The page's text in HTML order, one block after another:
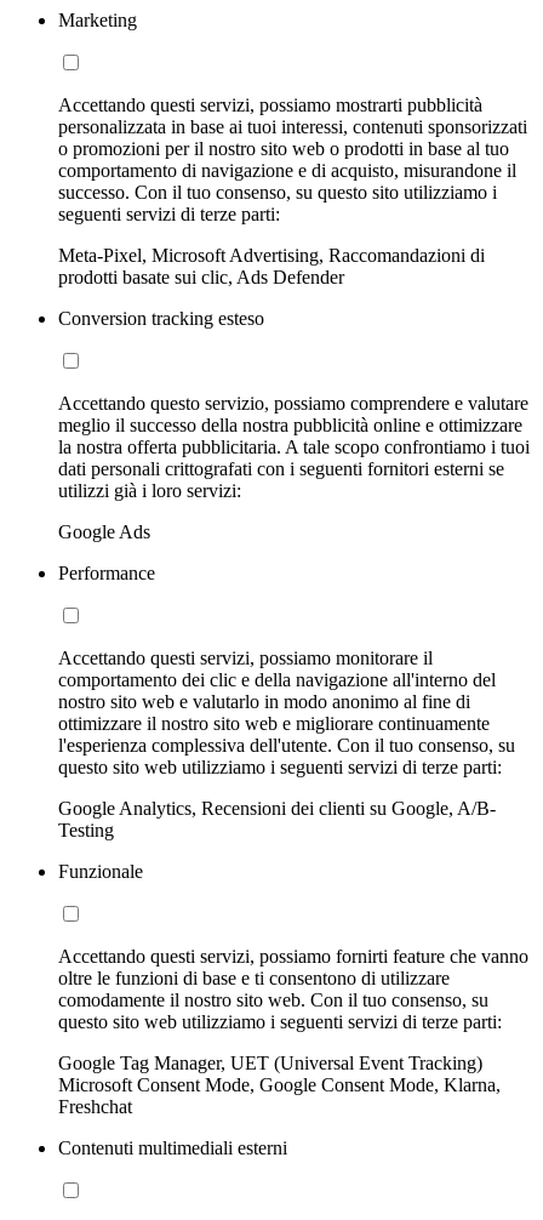
Marketing
Accettando questi servizi, possiamo mostrarti pubblicità
personalizzata in base ai tuoi interessi, contenuti sponsorizzati
o promozioni per il nostro sito web o prodotti in base al tuo
comportamento di navigazione e di acquisto, misurandone il
successo. Con il tuo consenso, su questo sito utilizziamo i
seguenti servizi di terze parti:
Meta-Pixel, Microsoft Advertising, Raccomandazioni di
prodotti basate sui clic, Ads Defender
Conversion tracking esteso
Accettando questo servizio, possiamo comprendere e valutare
meglio il successo della nostra pubblicità online e ottimizzare
la nostra offerta pubblicitaria. A tale scopo confrontiamo i tuoi
dati personali crittografati con i seguenti fornitori esterni se
utilizzi già i loro servizi:
Google Ads
Performance
Accettando questi servizi, possiamo monitorare il
comportamento dei clic e della navigazione all'interno del
nostro sito web e valutarlo in modo anonimo al fine di
ottimizzare il nostro sito web e migliorare continuamente
l'esperienza complessiva dell'utente. Con il tuo consenso, su
questo sito web utilizziamo i seguenti servizi di terze parti:
Google Analytics, Recensioni dei clienti su Google, A/B-
Testing
Funzionale
Accettando questi servizi, possiamo fornirti feature che vanno
oltre le funzioni di base e ti consentono di utilizzare
comodamente il nostro sito web. Con il tuo consenso, su
questo sito web utilizziamo i seguenti servizi di terze parti:
Google Tag Manager, UET (Universal Event Tracking)
Microsoft Consent Mode, Google Consent Mode, Klarna,
Freshchat
Contenuti multimediali esterni